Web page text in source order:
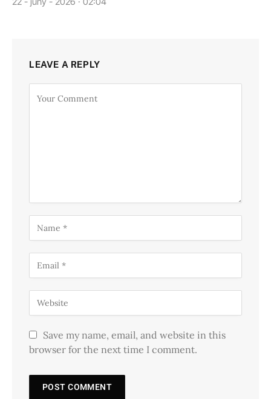
LEAVE A REPLY
Save my name, email, and website in this
browser for the next time I comment.